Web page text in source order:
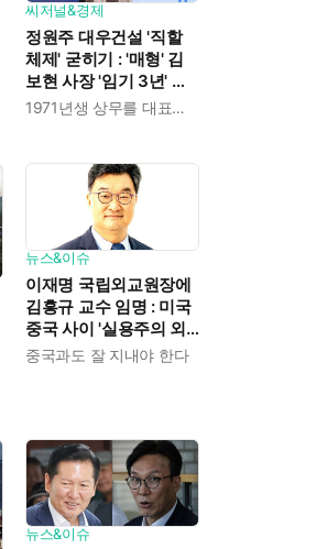
씨저널&경제
정원주 대우건설 '직할
체제' 굳히기 : '매형' 김
보현 사장 '임기 3년' 받
고 4개월 만에 물러났다
1971년생 상무를 대표이사로 발탁
뉴스&이슈
이재명 국립외교원장에
김흥규 교수 임명 : 미국
중국 사이 '실용주의 외
교론' 강조한 인물이다
중국과도 잘 지내야 한다
뉴스&이슈